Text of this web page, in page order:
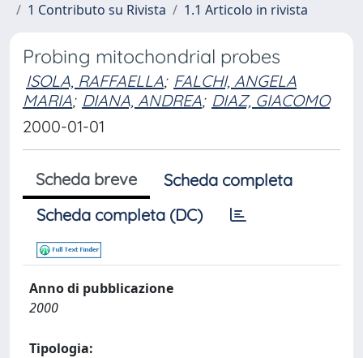
1 Contributo su Rivista
1.1 Articolo in rivista
Probing mitochondrial probes
ISOLA, RAFFAELLA; FALCHI, ANGELA
MARIA; DIANA, ANDREA; DIAZ, GIACOMO
2000-01-01
Scheda breve
Scheda completa
Scheda completa (DC)
Anno di pubblicazione
2000
Tipologia: